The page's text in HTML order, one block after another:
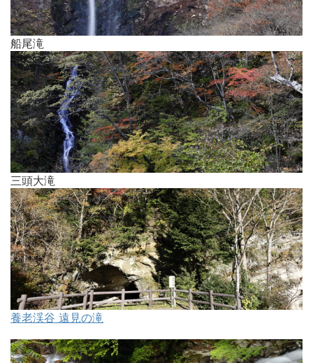
船尾滝
三頭大滝
養老渓谷 遠見の滝